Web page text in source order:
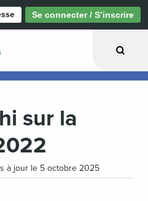
Se connecter / S’inscrire
sur la
à jour le 5 octobre 2025